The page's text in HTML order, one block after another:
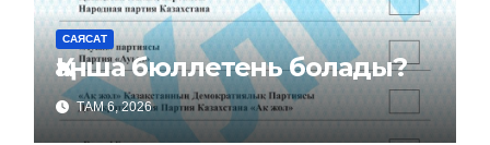
САЯСАТ
Қанша бюллетень болады?
ТАМ 6, 2026